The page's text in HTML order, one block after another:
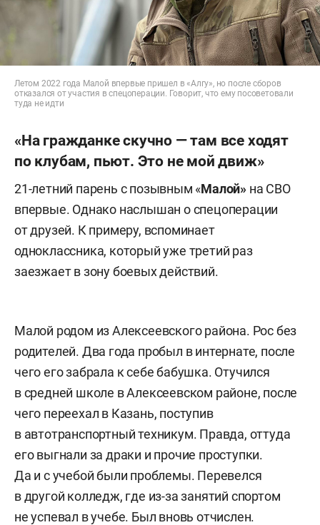
Летом 2022 года Малой впервые пришел в «Алгу», но после сборов
отказался от участия в спецоперации. Говорит, что ему посоветовали
туда не идти
«На гражданке скучно — там все ходят
по клубам, пьют. Это не мой движ»
21-летний парень с позывным «Малой» на СВО
впервые. Однако наслышан о спецоперации
от друзей. К примеру, вспоминает
одноклассника, который уже третий раз
заезжает в зону боевых действий.
Малой родом из Алексеевского района. Рос без
родителей. Два года пробыл в интернате, после
чего его забрала к себе бабушка. Отучился
в средней школе в Алексеевском районе, после
чего переехал в Казань, поступив
в автотранспортный техникум. Правда, оттуда
его выгнали за драки и прочие проступки.
Да и с учебой были проблемы. Перевелся
в другой колледж, где из-за занятий спортом
не успевал в учебе. Был вновь отчислен.